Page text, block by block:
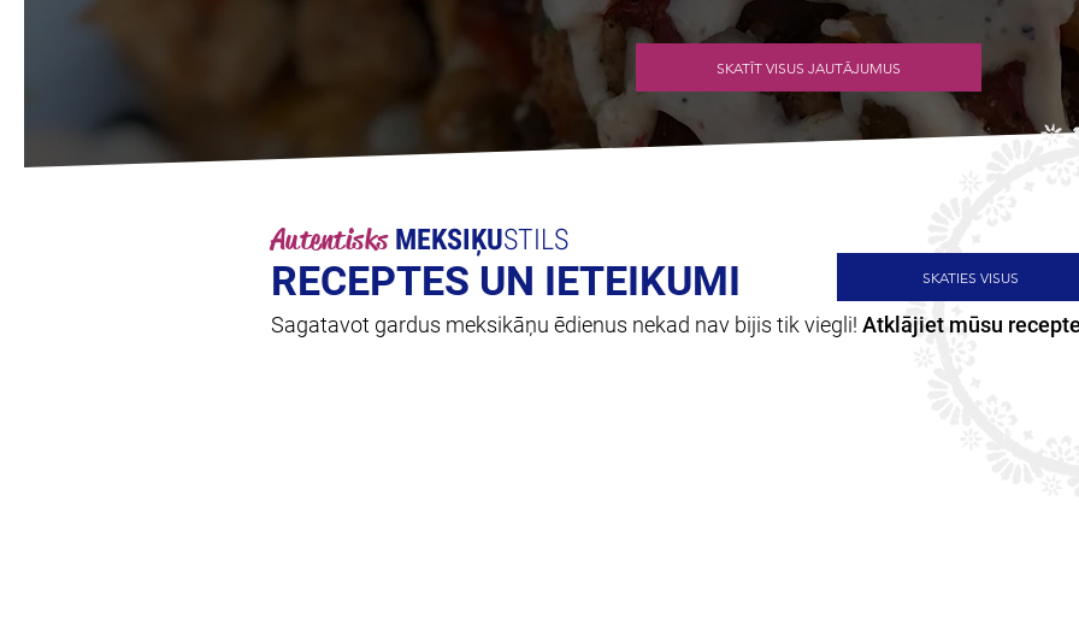
SKATĪT VISUS JAUTĀJUMUS
RECEPTES UN IETEIKUMI SKATIES VISUS
Autentisks MEKSIĶUSTILS
Sagatavot gardus meksikāņu ēdienus nekad nav bijis tik viegli! Atklājiet mūsu